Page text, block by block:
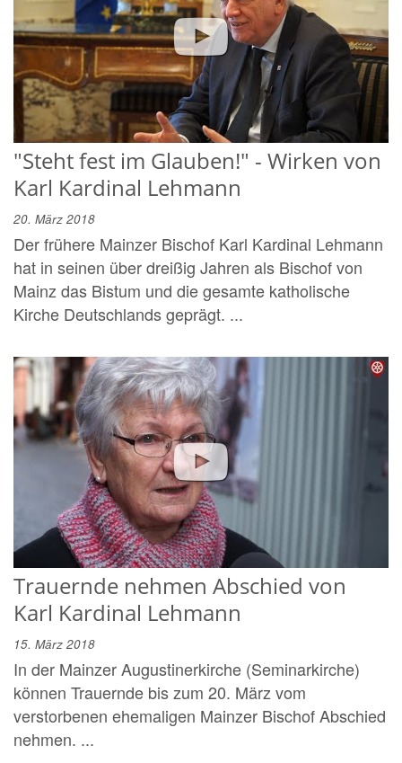
"Steht fest im Glauben!" - Wirken von
Karl Kardinal Lehmann
20. März 2018
Der frühere Mainzer Bischof Karl Kardinal Lehmann
hat in seinen über dreißig Jahren als Bischof von
Mainz das Bistum und die gesamte katholische
Kirche Deutschlands geprägt. ...
Trauernde nehmen Abschied von
Karl Kardinal Lehmann
15. März 2018
In der Mainzer Augustinerkirche (Seminarkirche)
können Trauernde bis zum 20. März vom
verstorbenen ehemaligen Mainzer Bischof Abschied
nehmen. ...